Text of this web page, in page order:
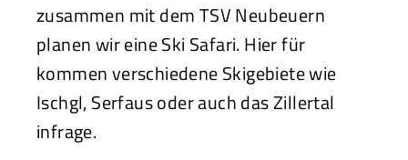
zusammen mit dem TSV Neubeuern
planen wir eine Ski Safari. Hier für
kommen verschiedene Skigebiete wie
Ischgl, Serfaus oder auch das Zillertal
infrage.